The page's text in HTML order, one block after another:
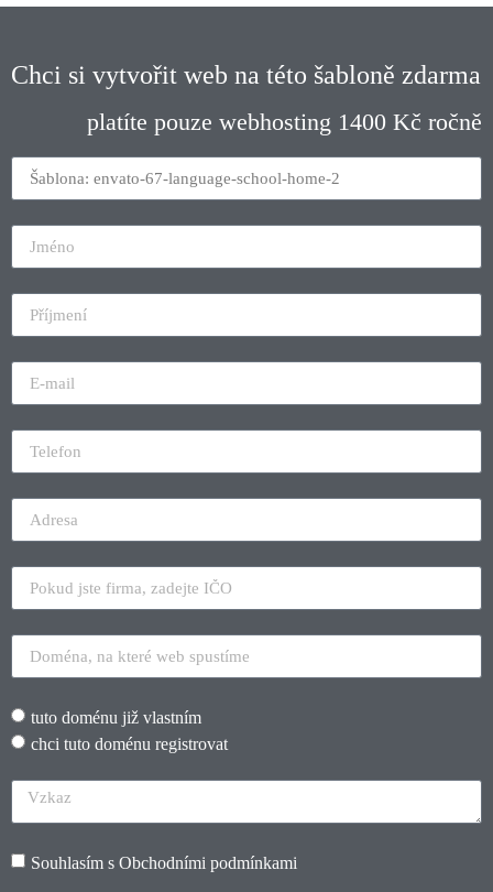
Chci si vytvořit web na této šabloně zdarma
platíte pouze webhosting 1400 Kč ročně
tuto doménu již vlastním
chci tuto doménu registrovat
Souhlasím s Obchodními podmínkami